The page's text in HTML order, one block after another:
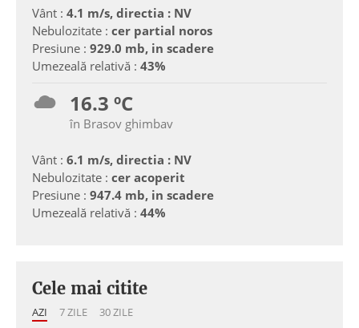
Vânt : 4.1 m/s, directia : NV
Nebulozitate : cer partial noros
Presiune : 929.0 mb, in scadere
Umezeală relativă : 43%
16.3 ºC
în Brasov ghimbav
Vânt : 6.1 m/s, directia : NV
Nebulozitate : cer acoperit
Presiune : 947.4 mb, in scadere
Umezeală relativă : 44%
Cele mai citite
AZI 7 ZILE 30 ZILE